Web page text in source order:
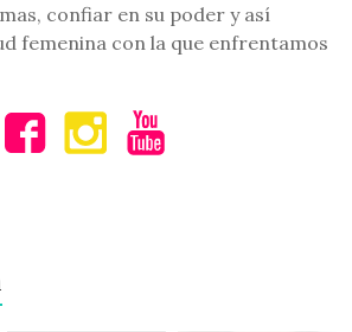
confiar en su poder y así
femenina con la que enfrentamos